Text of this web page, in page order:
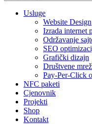
Usluge
Website Design
Izrada internet
Održavanje
SEO
Grafički dizajn
Društvene
Pay-Per-Click
NFC paketi
Cjenovnik
Projekti
Shop
Kontakt